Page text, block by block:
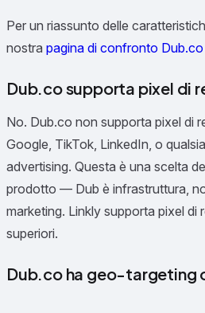
Per un riassunto delle
nostra pagina di confronto
Dub.co supporta pixel di
No. Dub.co non supporta pixel di
Google, TikTok, LinkedIn, o
advertising. Questa è una scelta
prodotto — Dub è infrastruttura,
marketing. Linkly supporta pixel di
superiori.
Dub.co ha geo-targeting